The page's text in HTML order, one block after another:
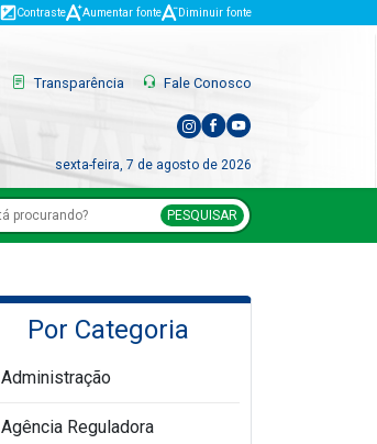
Contraste Aumentar fonte Diminuir fonte
Transparência Fale Conosco
sexta-feira, 7 de agosto de 2026
PESQUISAR
Por Categoria
Administração
Agência Reguladora